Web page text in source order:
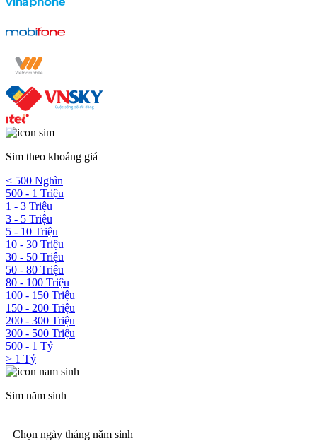
Sim theo khoảng giá
< 500 Nghìn
500 - 1 Triệu
1 - 3 Triệu
3 - 5 Triệu
5 - 10 Triệu
10 - 30 Triệu
30 - 50 Triệu
50 - 80 Triệu
80 - 100 Triệu
100 - 150 Triệu
150 - 200 Triệu
200 - 300 Triệu
300 - 500 Triệu
500 - 1 Tỷ
> 1 Tỷ
Sim năm sinh
Chọn ngày tháng năm sinh